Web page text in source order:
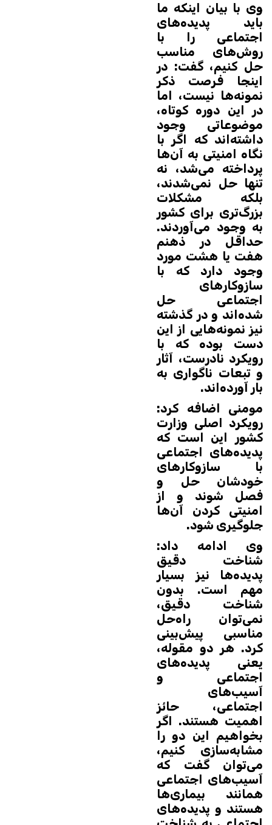
وی با بیان اینکه ما
باید پدیده‌های
اجتماعی را با
روش‌های مناسب
حل کنیم، گفت: در
اینجا فرصت ذکر
نمونه‌ها نیست، اما
در این دوره کوتاه،
موضوعاتی وجود
داشته‌اند که اگر با
نگاه امنیتی به آن‌ها
پرداخته می‌شد، نه
تنها حل نمی‌شدند،
بلکه مشکلات
بزرگ‌تری برای کشور
به وجود می‌آوردند.
حداقل در ذهنم
هفت یا هشت مورد
وجود دارد که با
سازوکارهای
اجتماعی حل
شده‌اند و در گذشته
نیز نمونه‌هایی از این
دست بوده که با
رویکرد نادرست، آثار
و تبعات ناگواری به
بار آورده‌اند.
مومنی اضافه کرد:
رویکرد اصلی وزارت
کشور این است که
پدیده‌های اجتماعی
با سازوکارهای
خودشان حل و
فصل شوند و از
امنیتی کردن آن‌ها
جلوگیری شود.
وی ادامه داد:
شناخت دقیق
پدیده‌ها نیز بسیار
مهم است. بدون
شناخت دقیق،
نمی‌توان راه‌حل
مناسبی پیش‌بینی
کرد. هر دو مقوله،
یعنی پدیده‌های
اجتماعی و
آسیب‌های
اجتماعی، حائز
اهمیت هستند. اگر
بخواهیم این دو را
مشابه‌سازی کنیم،
می‌توان گفت که
آسیب‌های اجتماعی
همانند بیماری‌ها
هستند و پدیده‌های